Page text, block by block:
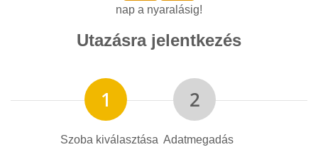
nap a nyaralásig!
Utazásra jelentkezés
Szoba kiválasztása Adatmegadás